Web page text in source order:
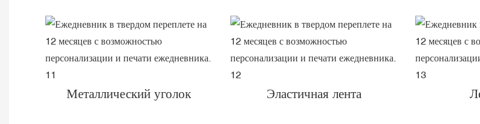
Металлический уголок Эластичная лента